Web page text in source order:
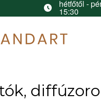
hétfőtől -
15:30